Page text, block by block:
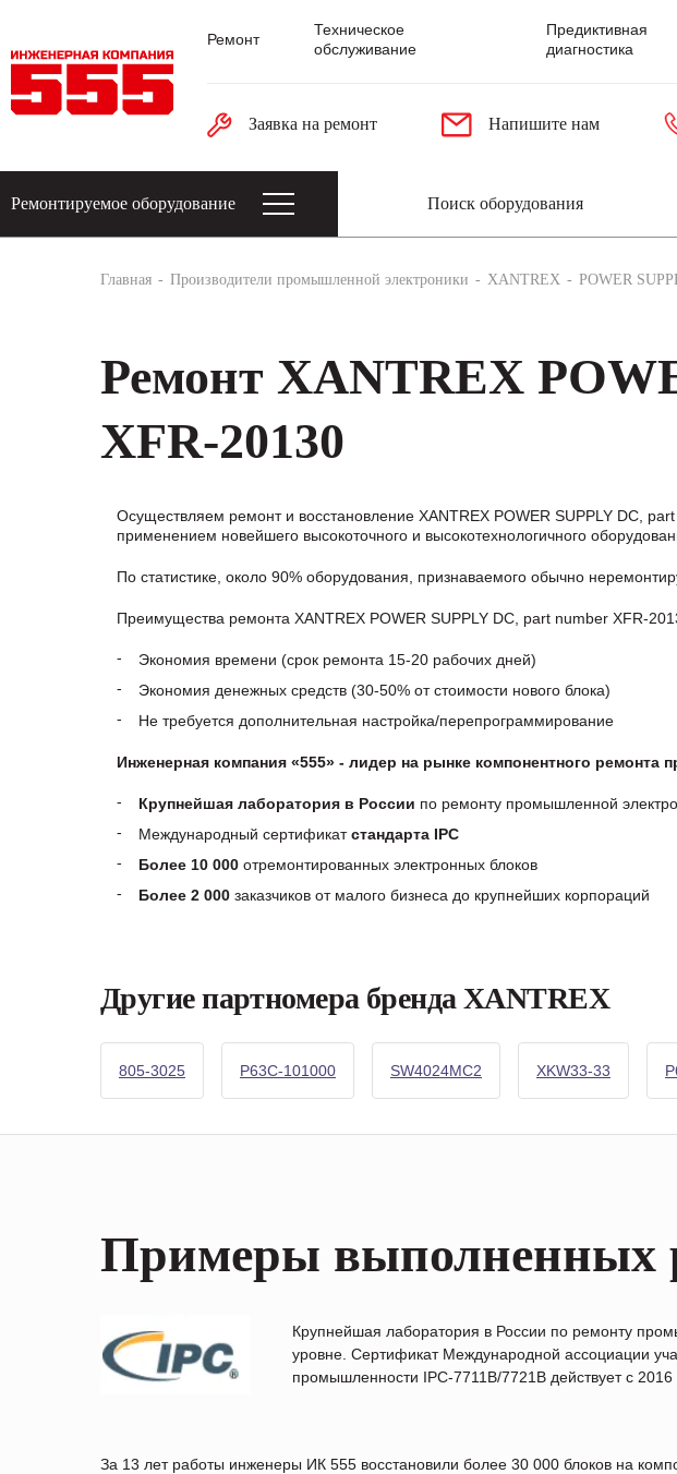
Ремонт
Техническое
обслуживание
Предиктивная
диагностика
Заявка на ремонт Напишите нам
Ремонтируемое оборудование
Главная Производители промышленной электроники XANTREX POWER
Ремонт XANTREX
XFR-20130
Осуществляем ремонт и восстановление XANTREX POWER SUPPLY DC,
применением новейшего высокоточного и высокотехнологичного
По статистике, около 90% оборудования, признаваемого обычно
Преимущества ремонта XANTREX POWER SUPPLY DC, part number XFR-
Экономия времени (срок ремонта 15-20 рабочих дней)
Экономия денежных средств (30-50% от стоимости нового блока)
Не требуется дополнительная настройка/перепрограммирование
Инженерная компания «555» - лидер на рынке компонентного ремонта
Крупнейшая лаборатория в России по ремонту промышленной
Международный сертификатстандарта IPC
Более 10 000 отремонтированных электронных блоков
Более 2 000 заказчиков от малого бизнеса до крупнейших корпораций
Другие партномера бренда XANTREX
805-3025 P63C-101000 SW4024MC2 XKW33-33
Примеры выполненных
Крупнейшая лаборатория в России по ремонту
уровне. Сертификат Международной ассоциации
промышленности IPC-7711B/7721B действует с 2016
За 13 лет работы инженеры ИК 555 восстановили более 30 000 блоков на